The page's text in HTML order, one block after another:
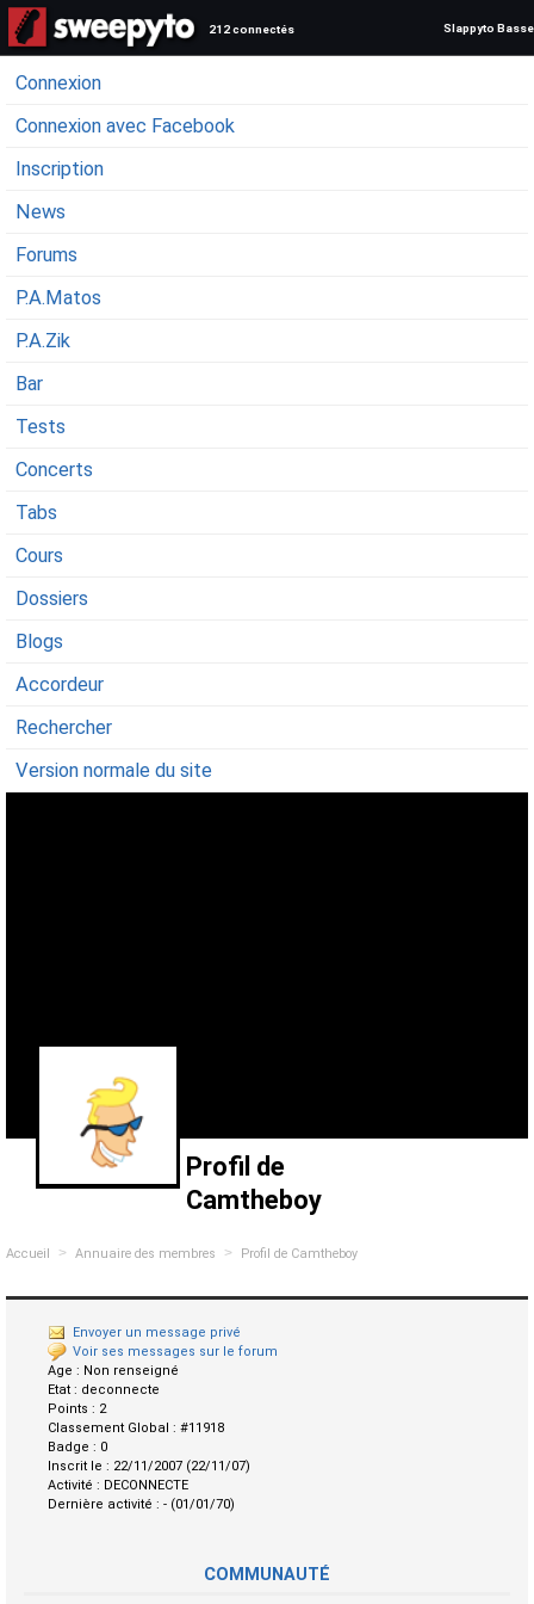
212 connectés Slappyto Basse
Connexion
Connexion avec Facebook
Inscription
News
Forums
P.A.Matos
P.A.Zik
Bar
Tests
Concerts
Tabs
Cours
Dossiers
Blogs
Accordeur
Rechercher
Version normale du site
Profil de
Camtheboy
Accueil > Annuaire des membres > Profil de Camtheboy
Envoyer un message privé
Voir ses messages sur le forum
Age : Non renseigné
Etat : deconnecte
Points : 2
Classement Global : #11918
Badge : 0
Inscrit le : 22/11/2007 (22/11/07)
Activité : DECONNECTE
Dernière activité : - (01/01/70)
COMMUNAUTÉ